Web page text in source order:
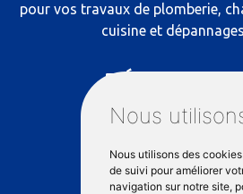
Nous
Nous utilisons des
de suivi pour améliorer
navigation sur notre site,
pour vos travaux de plomberie,
cuisine et
RÉSEAUX
NOS